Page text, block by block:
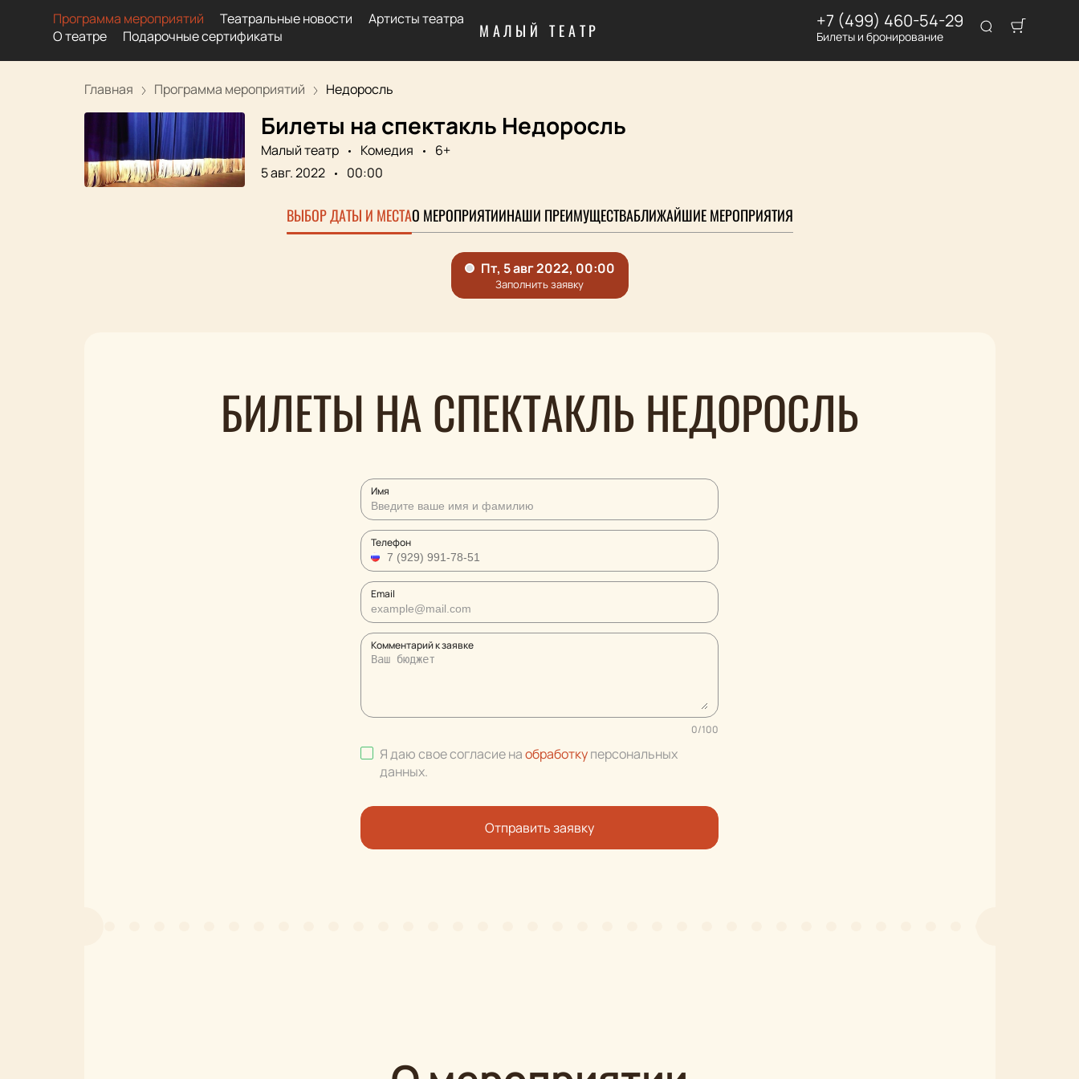
МАЛЫЙ ТЕАТР
Программа мероприятий Театральные новости
Артисты театра
О театре
Подарочные сертификаты
+7 (499) 460-54-29
Билеты и бронирование
Главная Программа мероприятий Недоросль
Билеты на спектакль Недоросль
Малый театр Комедия
6+
5 авг. 2022
00:00
ВЫБОР ДАТЫ И МЕСТАО МЕРОПРИЯТИИНАШИ ПРЕИМУЩЕСТВАБЛИЖАЙШИЕ МЕРОПРИЯТИЯ
БИЛЕТЫ НА СПЕКТАКЛЬ НЕДОРОСЛЬ
Имя
Телефон
Email
Комментарий к заявке
0/100
Я даю свое согласие наобработкуперсональных
данных.
Отправить заявку